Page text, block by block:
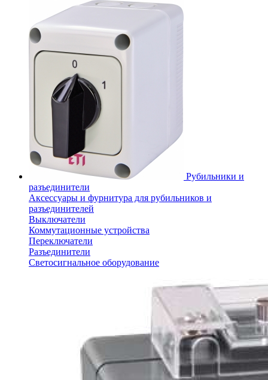
Рубильники и
разъединители
Аксессуары и фурнитура для рубильников и
разъединителей
Выключатели
Коммутационные устройства
Переключатели
Разъединители
Светосигнальное оборудование